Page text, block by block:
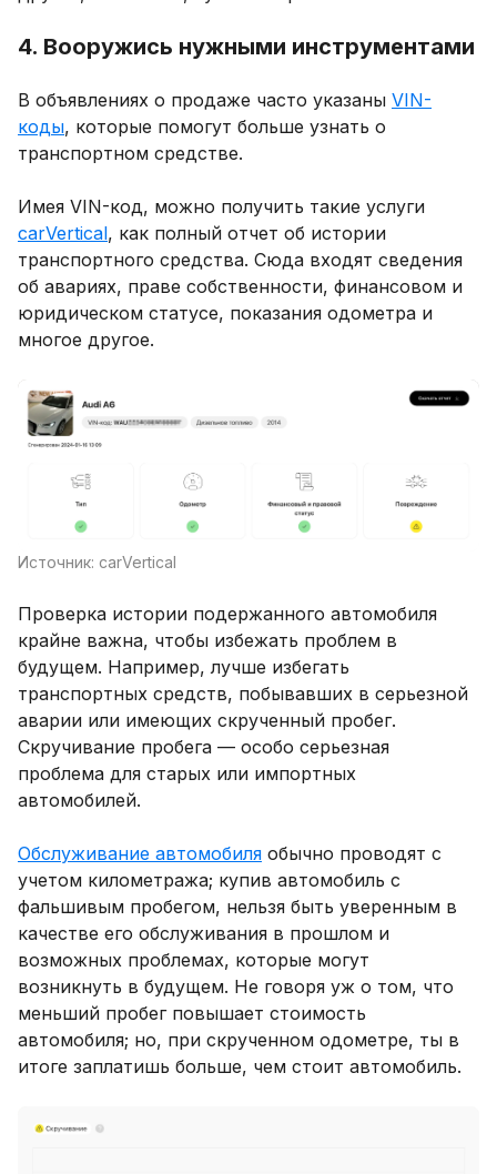
4. Вооружись нужными инструментами
В объявлениях о продаже часто указаны VIN-
коды, которые помогут больше узнать о
транспортном средстве.
Имея VIN-код, можно получить такие услуги
carVertical, как полный отчет об истории
транспортного средства. Сюда входят сведения
об авариях, праве собственности, финансовом и
юридическом статусе, показания одометра и
многое другое.
Источник: carVertical
Проверка истории подержанного автомобиля
крайне важна, чтобы избежать проблем в
будущем. Например, лучше избегать
транспортных средств, побывавших в серьезной
аварии или имеющих скрученный пробег.
Скручивание пробега — особо серьезная
проблема для старых или импортных
автомобилей.
Обслуживание автомобиля обычно проводят с
учетом километража; купив автомобиль с
фальшивым пробегом, нельзя быть уверенным в
качестве его обслуживания в прошлом и
возможных проблемах, которые могут
возникнуть в будущем. Не говоря уж о том, что
меньший пробег повышает стоимость
автомобиля; но, при скрученном одометре, ты в
итоге заплатишь больше, чем стоит автомобиль.